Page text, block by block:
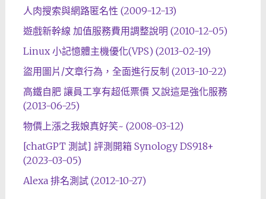
人肉搜索與網路匿名性 (2009-12-13)
遊戲新幹線 加值服務費用調整說明 (2010-12-05)
Linux 小記憶體主機優化(VPS) (2013-02-19)
盜用圖片/文章行為，全面進行反制 (2013-10-22)
高鐵自肥 讓員工享有超低票價 又說這是強化服務
(2013-06-25)
物價上漲之我娘真好笑~ (2008-03-12)
[chatGPT 測試] 評測開箱 Synology DS918+
(2023-03-05)
Alexa 排名測試 (2012-10-27)